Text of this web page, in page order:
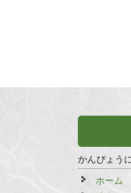
かんぴょう
ホーム